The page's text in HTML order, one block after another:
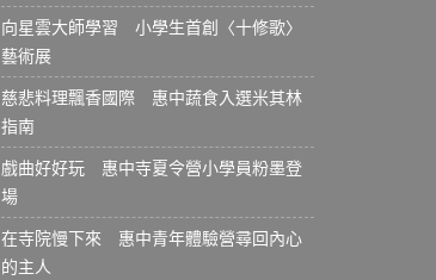
向星雲大師學習 小學生首創〈十修歌〉
藝術展
慈悲料理飄香國際 惠中蔬食入選米其林
指南
戲曲好好玩 惠中寺夏令營小學員粉墨登
場
在寺院慢下來 惠中青年體驗營尋回內心
的主人